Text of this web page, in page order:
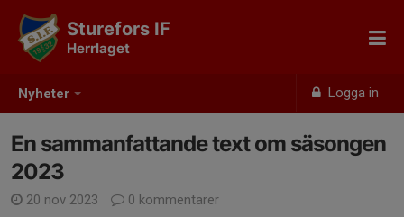
Nyheter Logga in
Sturefors IF
Herrlaget
En sammanfattande text om säsongen
2023
20 nov 2023
0 kommentarer